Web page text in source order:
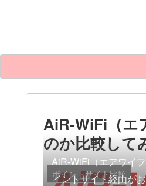
AiR-WiFi（エ
のか比較して
ポイントサイト比較
AiR-WiFi（エアワイ
イントサイト経由が